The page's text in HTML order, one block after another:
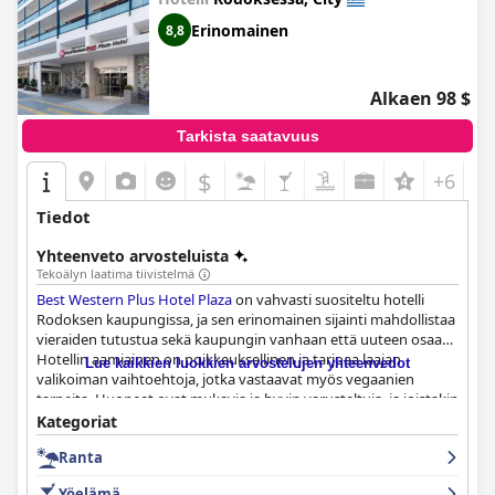
8,8 Erinomainen
Alkaen 98 $
Tarkista saatavuus
$ +6
Tiedot
Yhteenveto arvosteluista
Tekoälyn laatima tiivistelmä
Best Western Plus Hotel Plazaon vahvasti suositeltu hotelli
Rodoksen kaupungissa, ja sen erinomainen sijainti mahdollistaa
vieraiden tutustua sekä kaupungin vanhaan että uuteen osaan.
Hotellin aamiainen on poikkeuksellinen ja tarjoaa laajan
valikoiman vaihtoehtoja, jotka vastaavat myös vegaanien
tarpeita. Huoneet ovat mukavia ja hyvin varusteltuja, ja joistakin
parvekkeista on upeat näkymät kaupunkiin tai merelle. Hotelli
on moitteettoman puhdas ja hyvin hoidettu, ja päivittäinen
siivouspalvelu on tehokasta. Henkilökunta on ammattitaitoista,
kohteliasta ja ystävällistä, ja he vastaavat vieraiden tarpeisiin
Lue kaikkien luokkien arvostelujen yhteenvedot
Kategoriat
Ranta